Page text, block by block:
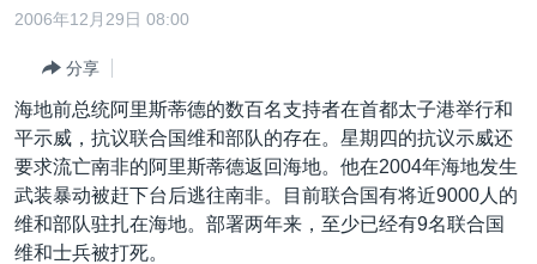
转
容
跳
转
到
导
航
港澳
国际
最新国际新闻
印太
中东
分类新闻
经济·金融·贸易
人权·法律·宗教
美中关系
热点专题
2006年12月29日 08:00
分享
海地前总统阿里斯蒂德的数百名支持者在首都太子港举行和
平示威，抗议联合国维和部队的存在。星期四的抗议示威还
要求流亡南非的阿里斯蒂德返回海地。他在2004年海地发生
武装暴动被赶下台后逃往南非。目前联合国有将近9000人的
维和部队驻扎在海地。部署两年来，至少已经有9名联合国
维和士兵被打死。